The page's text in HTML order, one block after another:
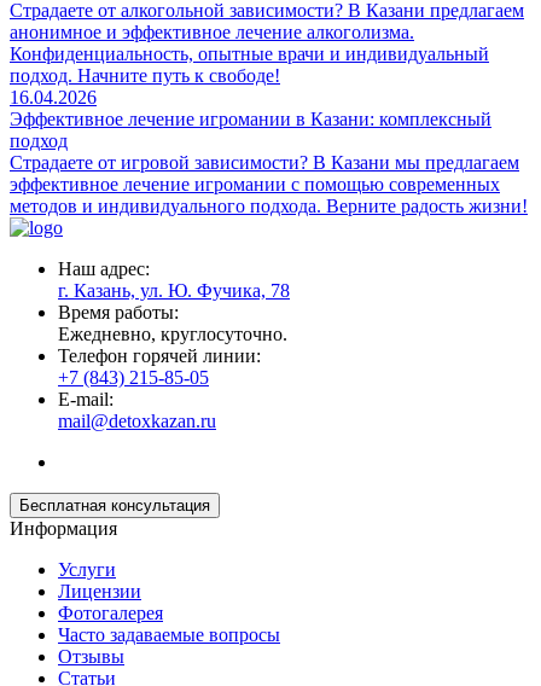
Страдаете от алкогольной зависимости? В Казани предлагаем
анонимное и эффективное лечение алкоголизма.
Конфиденциальность, опытные врачи и индивидуальный
подход. Начните путь к свободе!
16.04.2026
Эффективное лечение игромании в Казани: комплексный
подход
Страдаете от игровой зависимости? В Казани мы предлагаем
эффективное лечение игромании с помощью современных
методов и индивидуального подхода. Верните радость жизни!
Наш адрес:
г. Казань, ул. Ю. Фучика, 78
Время работы:
Ежедневно, круглосуточно.
Телефон горячей линии:
+7 (843) 215-85-05
E-mail:
mail@detoxkazan.ru
Бесплатная консультация
Информация
Услуги
Лицензии
Фотогалерея
Часто задаваемые вопросы
Отзывы
Статьи